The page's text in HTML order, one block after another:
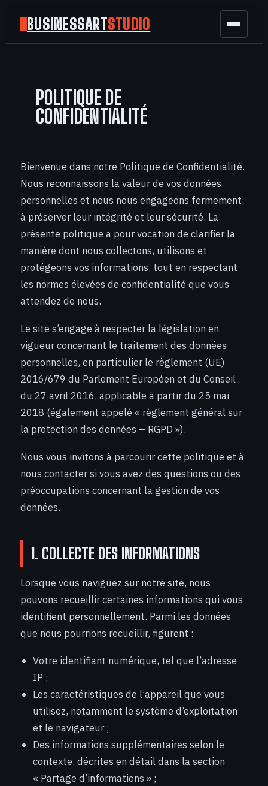
BUSINESSARTSTUDIO
MARKETING
TECH
POLITIQUE DE
CONFIDENTIALITÉ
Bienvenue dans notre Politique de Confidentialité.
Nous reconnaissons la valeur de vos données
personnelles et nous nous engageons fermement
à préserver leur intégrité et leur sécurité. La
présente politique a pour vocation de clarifier la
manière dont nous collectons, utilisons et
protégeons vos informations, tout en respectant
les normes élevées de confidentialité que vous
attendez de nous.
Le site s’engage à respecter la législation en
vigueur concernant le traitement des données
personnelles, en particulier le règlement (UE)
2016/679 du Parlement Européen et du Conseil
du 27 avril 2016, applicable à partir du 25 mai
2018 (également appelé « règlement général sur
la protection des données – RGPD »).
Nous vous invitons à parcourir cette politique et à
nous contacter si vous avez des questions ou des
préoccupations concernant la gestion de vos
données.
1. COLLECTE DES INFORMATIONS
Lorsque vous naviguez sur notre site, nous
pouvons recueillir certaines informations qui vous
identifient personnellement. Parmi les données
que nous pourrions recueillir, figurent :
Votre identifiant numérique, tel que l’adresse
IP ;
Les caractéristiques de l’appareil que vous
utilisez, notamment le système d’exploitation
et le navigateur ;
Des informations supplémentaires selon le
contexte, décrites en détail dans la section
« Partage d’informations » ;